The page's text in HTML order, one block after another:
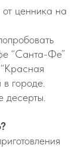
ценника на
“Санта-Фе”
городе.
десерты.